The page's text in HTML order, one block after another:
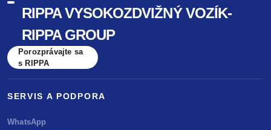
RIPPA VYSOKOZDVIŽNÝ VOZÍK-
RIPPA GROUP
Porozprávajte sa
s RIPPA
SERVIS A PODPORA
WhatsApp